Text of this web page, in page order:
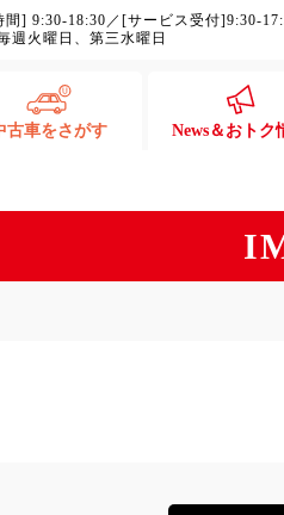
間] 9:30-18:30／[サービス受付]9:30-
週火曜日、第三水曜日
古車をさがす News＆おトク